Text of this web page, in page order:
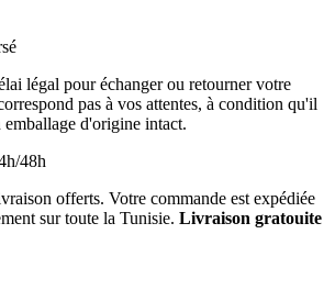
légal pour échanger ou retourner votre
pas à vos attentes, à condition qu'il
d'origine intact.
48h
offerts. Votre commande est expédiée
sur toute la Tunisie. Livraison gratouite